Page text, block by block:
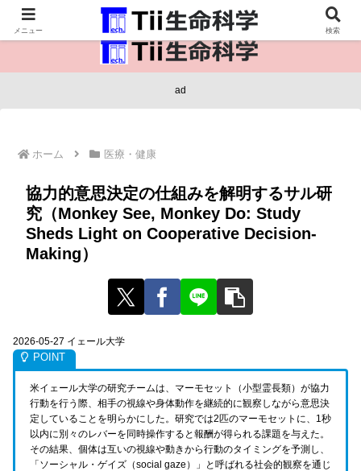
医療保健・生命・生物の情報インフラ。
ad
ホーム 医療・健康
協力的意思決定の仕組みを解明するサル研
究（Monkey See, Monkey Do: Study
Sheds Light on Cooperative Decision-
Making）
2026-05-27 イェール大学
米イェール大学の研究チームは、マーモセット（小型霊長類）が協力
行動を行う際、相手の視線や身体動作を継続的に観察しながら意思決
定していることを明らかにした。研究では2匹のマーモセットに、1秒
以内に別々のレバーを同時操作すると報酬が得られる課題を与えた。
その結果、個体は互いの視線や動きから行動のタイミングを予測し、
「ソーシャル・ゲイズ（social gaze）」と呼ばれる社会的観察を通じ
メニュー 検索